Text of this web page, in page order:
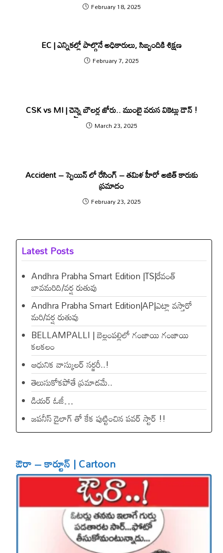
February 18, 2025
EC | ఎన్నికల్లో పాల్గొనే అధికారులు, సిబ్బందికి శిక్షణ
February 7, 2025
CSK vs MI | చెన్నై బౌలర్ల జోరు.. ముంబై వరుస వికెట్లు డౌన్ !
March 23, 2025
Accident – స్పెయిన్ లో రేసింగ్ – తమిళ హీరో అజిత్ కారుకు
ప్రమాదం
February 23, 2025
Latest Posts
Andhra Prabha Smart Edition |TS|రేవంత్​
బావమరిది/వర్ష రుతువు
Andhra Prabha Smart Edition|AP|ఎట్లా వస్తారో
మరి/వర్ష రుతువు
BELLAMPALLI | బెల్లంపల్లిలో గంజాయి గంజాయి
కలకలం
ఆధునిక వాస్కులర్ సర్జరీ..!
తెలుసుకోకపోతే ప్రమాదమే..
డియ‌ర్ ఓజీ…
జపనీస్ డైలాగ్ తో కేక పుట్టించిన ప‌వ‌ర్ స్టార్ !!
ఔరా – కార్టూన్ | Cartoon